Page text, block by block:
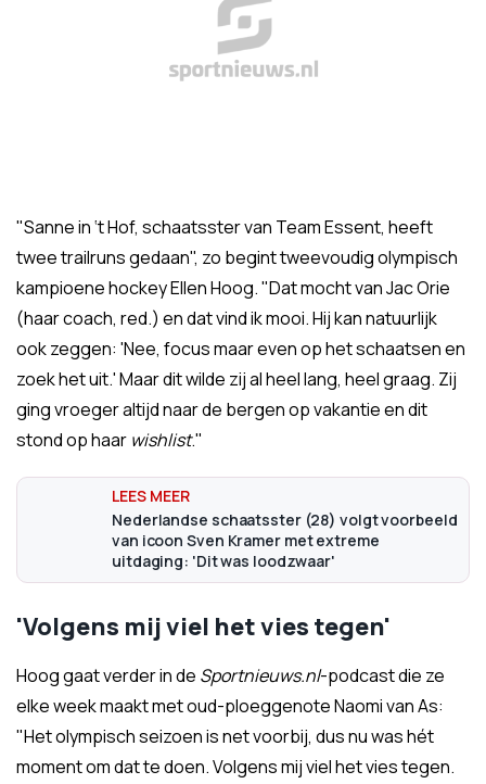
"Sanne in ‘t Hof, schaatsster van Team Essent, heeft
twee trailruns gedaan", zo begint tweevoudig olympisch
kampioene hockey Ellen Hoog. "Dat mocht van Jac Orie
(haar coach, red.) en dat vind ik mooi. Hij kan natuurlijk
ook zeggen: 'Nee, focus maar even op het schaatsen en
zoek het uit.' Maar dit wilde zij al heel lang, heel graag. Zij
ging vroeger altijd naar de bergen op vakantie en dit
stond op haar wishlist."
Nederlandse schaatsster (28) volgt voorbeeld
van icoon Sven Kramer met extreme
uitdaging: 'Dit was loodzwaar'
'Volgens mij viel het vies tegen'
Hoog gaat verder in de Sportnieuws.nl-podcast die ze
elke week maakt met oud-ploeggenote Naomi van As:
"Het olympisch seizoen is net voorbij, dus nu was hét
moment om dat te doen. Volgens mij viel het vies tegen.